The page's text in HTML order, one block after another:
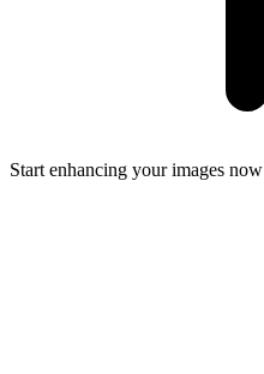
Start enhancing your images now